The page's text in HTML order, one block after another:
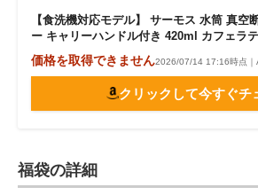
【食洗機対応モデル】 サーモス 水筒 真空
ー キャリーハンドル付き 420ml カフェラ
価格を取得できません2026/07/14 17:16時点｜
クリックして今すぐチ
福袋の詳細